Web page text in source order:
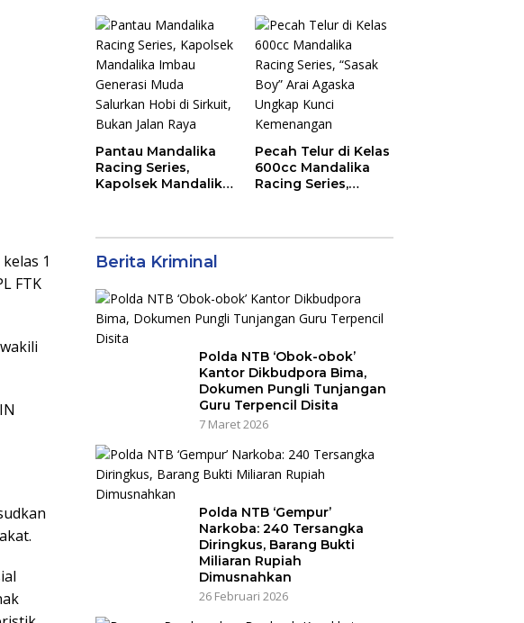
1
FTK
ASN Pemprov NTB
Unram, UIN dan Un
45 Ubah Sampah
Jadi Rupiah
Pantau Mandalika
Racing Series,
Kapolsek Mandalika
Pecah Telur di Kelas
600cc Mandalika
Racing Series,
Berita Kriminal
Polda NTB ‘Obok-obok’
Kantor Dikbudpora Bima,
Dokumen Pungli Tunjangan
Guru Terpencil Disita
7 Maret 2026
Polda NTB ‘Gempur’
Narkoba: 240 Tersangka
Diringkus, Barang Bukti
Miliaran Rupiah
Dimusnahkan
26 Februari 2026